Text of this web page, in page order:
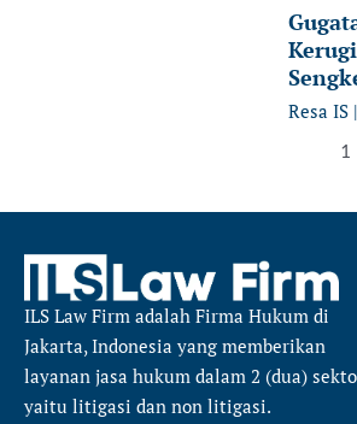
Resa IS
1
ILS Law Firm adalah Firma Hukum di
Jakarta, Indonesia yang memberikan
layanan jasa hukum dalam 2 (dua)
yaitu litigasi dan non litigasi.